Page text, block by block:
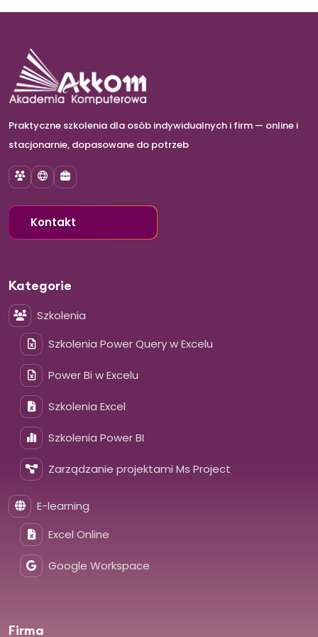
Praktyczne szkolenia dla osób indywidualnych i firm — online i
stacjonarnie, dopasowane do potrzeb
SzkoleniaE-learningSzkolenia dla firm
Kontakt
Kategorie
Szkolenia
Szkolenia Power Query w Excelu
Power Bi w Excelu
Szkolenia Excel
Szkolenia Power BI
Zarządzanie projektami Ms Project
E-learning
Excel Online
Google Workspace
Firma